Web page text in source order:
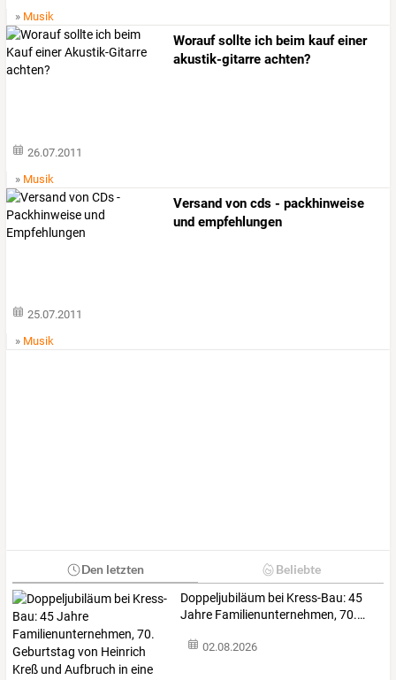
» Musik
Worauf sollte ich beim kauf einer
akustik-gitarre achten?
26.07.2011
» Musik
Versand von cds - packhinweise
und empfehlungen
25.07.2011
» Musik
Den letzten Beliebte
Doppeljubiläum bei Kress-Bau:45
Jahre Familienunternehmen, 70.…
02.08.2026